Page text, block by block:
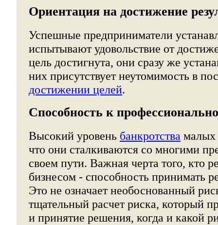
Ориентация на достижение
Успешные предприниматели
испытывают удовольствие от
цель достигнута, они сразу же
них присутствует неутомимость в
достижении целей.
Способность к
Высокий уровень банкротства малых
что они сталкиваются со многими
своем пути. Важная черта того, кто
бизнесом - способность принимать
Это не означает необоснованный
тщательный расчет риска, который
и принятие решения, когда и какой